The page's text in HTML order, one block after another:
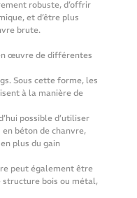
robuste, d’offrir
et d’être plus
brute.
œuvre de différentes
Sous cette forme, les
à la manière de
possible d’utiliser
béton de chanvre,
plus du gain
peut également être
structure bois ou métal,